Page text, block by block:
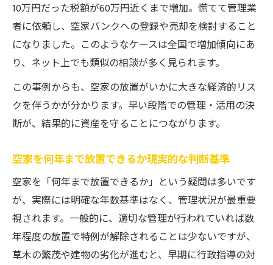
10万円だった税額が60万円近くまで増加。慌てて管理業
者に依頼し、空家バンクへの登録や売却を検討すること
になりました。このようなケースは全国で増加傾向にあ
り、ネット上でも類似の相談が多く見られます。
この事例からも、空家の放置がいかに大きな経済的リス
クを伴うかが分かります。早い段階での管理・活用の決
断が、結果的に資産を守ることにつながります。
空家を何年まで放置できるか現実的な判断基準
空家を「何年まで放置できるか」という疑問は多いです
が、実際には明確な年数基準はなく、管理状況が最重要
視されます。一般的に、適切な管理が行われていれば数
年程度の放置で特例が解除されることは少ないですが、
草木の繁茂や建物の劣化が進むと、早期に行政指導の対